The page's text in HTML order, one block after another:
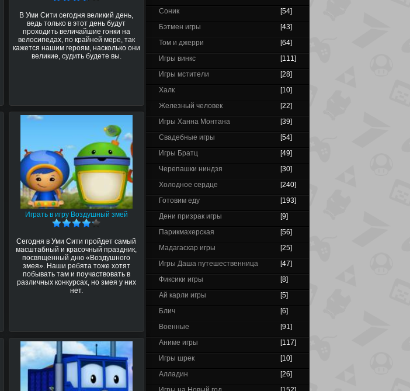
В Уми Сити сегодня великий день,
ведь только в этот день будут
проходить величайшие гонки на
велосипедах, по крайней мере, так
кажется нашим героям, насколько они
великие, судить будете вы.
Играть в игру Воздушный змей
Сегодня в Уми Сити пройдет самый
масштабный и красочный праздник,
посвященный дню «Воздушного
змея». Наши ребята тоже хотят
побывать там и поучаствовать в
различных конкурсах, но змея у них
нет.
Соник
[54]
Бэтмен игры
[43]
Том и джерри
[64]
Игры винкс
[111]
Игры мстители
[28]
Халк
[10]
Железный человек
[22]
Игры Ханна Монтана
[39]
Свадебные игры
[54]
Игры Братц
[49]
Черепашки ниндзя
[30]
Холодное сердце
[240]
Готовим еду
[193]
Дени призрак игры
[9]
Парикмахерская
[56]
Мадагаскар игры
[25]
Игры Даша путешественница
[47]
Фиксики игры
[8]
Ай карли игры
[5]
Блич
[6]
Военные
[91]
Аниме игры
[117]
Игры шрек
[10]
Алладин
[26]